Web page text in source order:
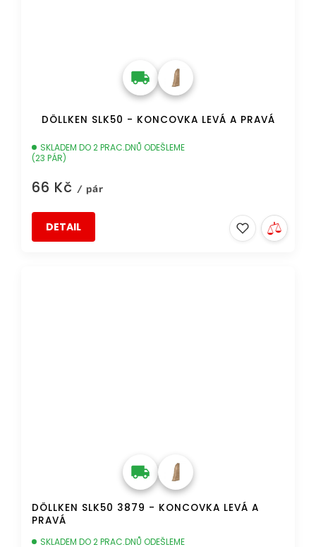
DÖLLKEN SLK50 - KONCOVKA LEVÁ A PRAVÁ
SKLADEM DO 2 PRAC.DNŮ ODEŠLEME
(23 PÁR)
66 Kč / pár
DETAIL
DÖLLKEN SLK50 3879 - KONCOVKA LEVÁ A
PRAVÁ
SKLADEM DO 2 PRAC.DNŮ ODEŠLEME